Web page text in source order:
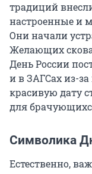
традиций
настроенные и
Они начали
Желающих
День России
и в ЗАГСах из-
красивую дату
для
Символика
Естественно,